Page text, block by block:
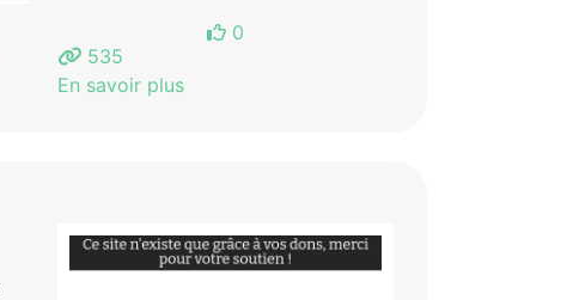
0
535
En savoir plus